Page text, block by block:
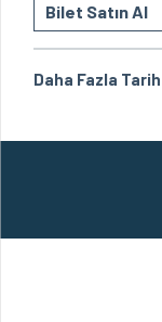
Bilet Satın Al
Daha Fazla